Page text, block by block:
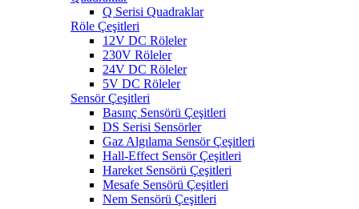
Q Serisi Quadraklar
Röle Çeşitleri
12V DC Röleler
230V Röleler
24V DC Röleler
5V DC Röleler
Sensör Çeşitleri
Basınç Sensörü Çeşitleri
DS Serisi Sensörler
Gaz Algılama Sensör Çeşitleri
Hall-Effect Sensör Çeşitleri
Hareket Sensörü Çeşitleri
Mesafe Sensörü Çeşitleri
Nem Sensörü Çeşitleri